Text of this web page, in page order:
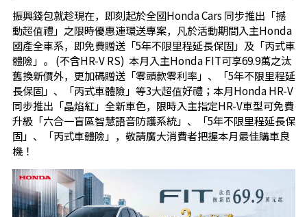
振興錢包就趁現在，即刻起於全國Honda Cars 同步推出「撼
動超值禮」之限時優惠連環送專案，凡於活動期間入主Honda
國產全車系，即免費贈送「5年不限里程延長保固」及「丙式車
體險」。 (不含HR-V RS) 本月入主Honda FIT可享69.9萬之汰
舊換新價外，更加碼贈送「零頭款零利率」、「5年不限里程延
長保固」、「丙式車體險」等3大超值好禮；本月Honda HR-V
同步推出「晶焰紅」全新車色，限時入主指定HR-V車型可免費
升級「六合一盲區智慧語音防護系統」、「5年不限里程延長保
固」、「丙式車體險」，敬請廣大消費者把握本月最佳購車良
機！